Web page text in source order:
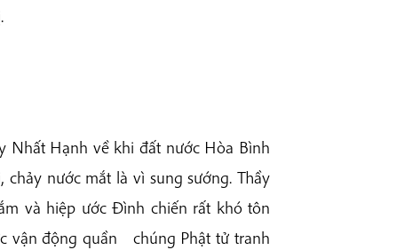
Nhất Hạnh về khi đất nước Hòa Bình
nước mắt là vì sung sướng. Thầy
và hiệp ước Đình chiến rất khó tôn
vận động quần chúng Phật tử tranh